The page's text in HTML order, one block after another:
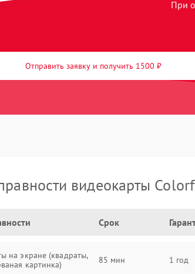
При
Отправить заявку и получить 1500 ₽
видеокарты
Срок
на экране (квадраты,
картинка)
85 мин 1 год